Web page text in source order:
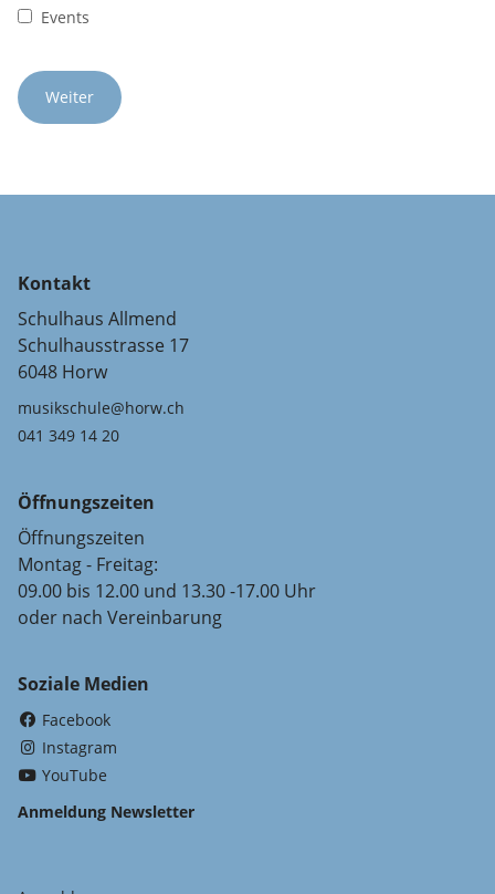
Events
Kontakt
Schulhaus Allmend
Schulhausstrasse 17
6048 Horw
musikschule@horw.ch
041 349 14 20
Öffnungszeiten
Öffnungszeiten
Montag - Freitag:
09.00 bis 12.00 und 13.30 -17.00 Uhr
oder nach Vereinbarung
Soziale Medien
Facebook
Instagram
YouTube
Anmeldung Newsletter